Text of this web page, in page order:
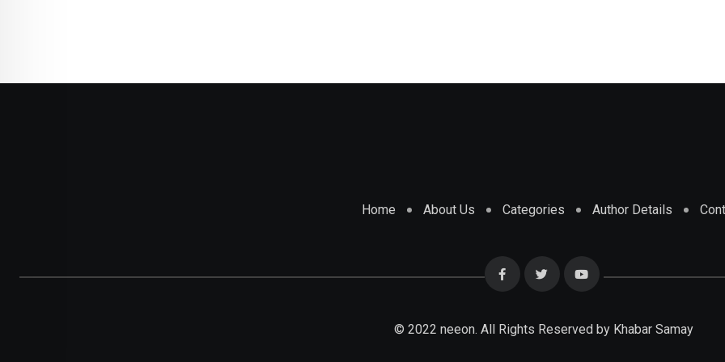
Home About Us Categories Author Details
© 2022 neeon. All Rights Reserved by Khabar Samay